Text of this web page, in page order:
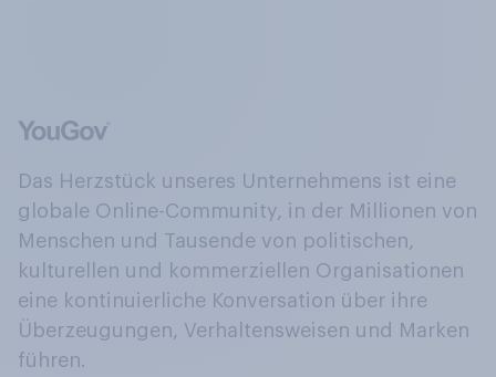
Das Herzstück unseres Unternehmens ist eine
globale Online-Community, in der Millionen von
Menschen und Tausende von politischen,
kulturellen und kommerziellen Organisationen
eine kontinuierliche Konversation über ihre
Überzeugungen, Verhaltensweisen und Marken
führen.